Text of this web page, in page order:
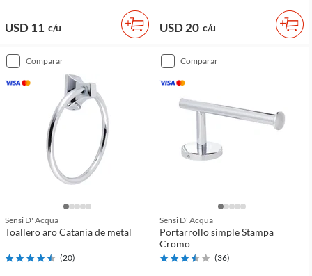
USD 11 c/u USD 20 c/u
comparar
Sensi D' Acqua
Toallero aro Catania de metal
(20)
comparar
Sensi D' Acqua
Portarrollo simple Stampa
Cromo
(36)